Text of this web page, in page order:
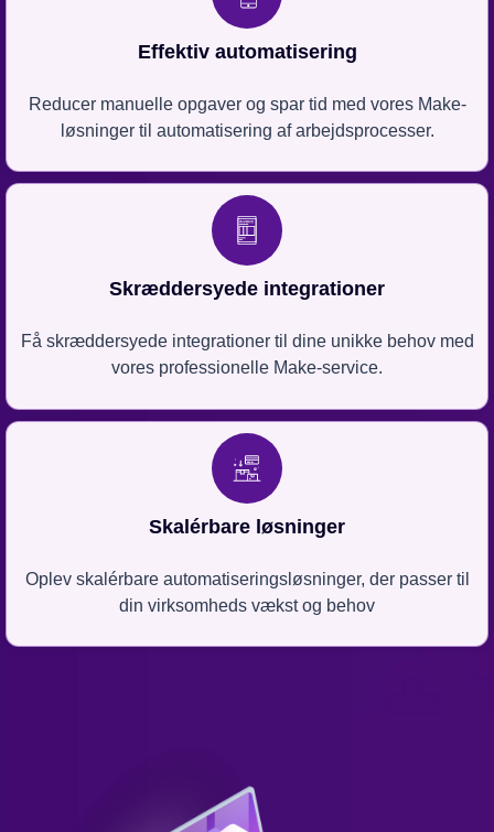
Effektiv automatisering
Reducer manuelle opgaver og spar tid med vores Make-
løsninger til automatisering af arbejdsprocesser.
Skræddersyede integrationer
Få skræddersyede integrationer til dine unikke behov med
vores professionelle Make-service.
Skalérbare løsninger
Oplev skalérbare automatiseringsløsninger, der passer til
din virksomheds vækst og behov